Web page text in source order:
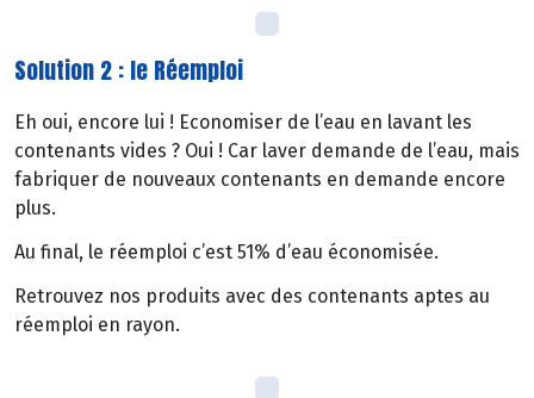
Solution 2 : le Réemploi
Eh oui, encore lui ! Economiser de l’eau en lavant les
contenants vides ? Oui ! Car laver demande de l’eau, mais
fabriquer de nouveaux contenants en demande encore
plus.
Au final, le réemploi c’est 51% d’eau économisée.
Retrouvez nos produits avec des contenants aptes au
réemploi en rayon.